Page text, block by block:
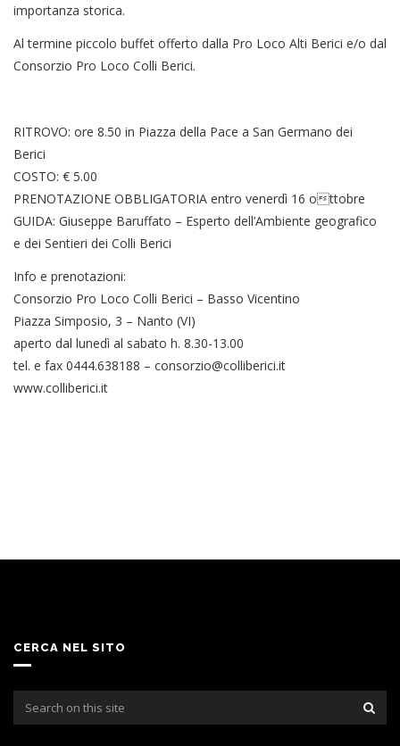
importanza storica.
Al termine piccolo buffet offerto dalla Pro Loco Alti Berici e/o dal
Consorzio Pro Loco Colli Berici.
RITROVO: ore 8.50 in Piazza della Pace a San Germano dei
Berici
COSTO: € 5.00
PRENOTAZIONE OBBLIGATORIA entro venerdì 16 ottobre
GUIDA: Giuseppe Baruffato – Esperto dell’Ambiente geografico
e dei Sentieri dei Colli Berici
Info e prenotazioni:
Consorzio Pro Loco Colli Berici – Basso Vicentino
Piazza Simposio, 3 – Nanto (VI)
aperto dal lunedì al sabato h. 8.30-13.00
tel. e fax 0444.638188 – consorzio@colliberici.it
www.colliberici.it
CERCA NEL SITO